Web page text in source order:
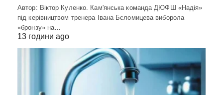
Автор: Віктор Куленко. Кам'янська команда ДЮФШ «Надія»
під керівництвом тренера Івана Бєломицева виборола
«бронзу» на…
13 години ago